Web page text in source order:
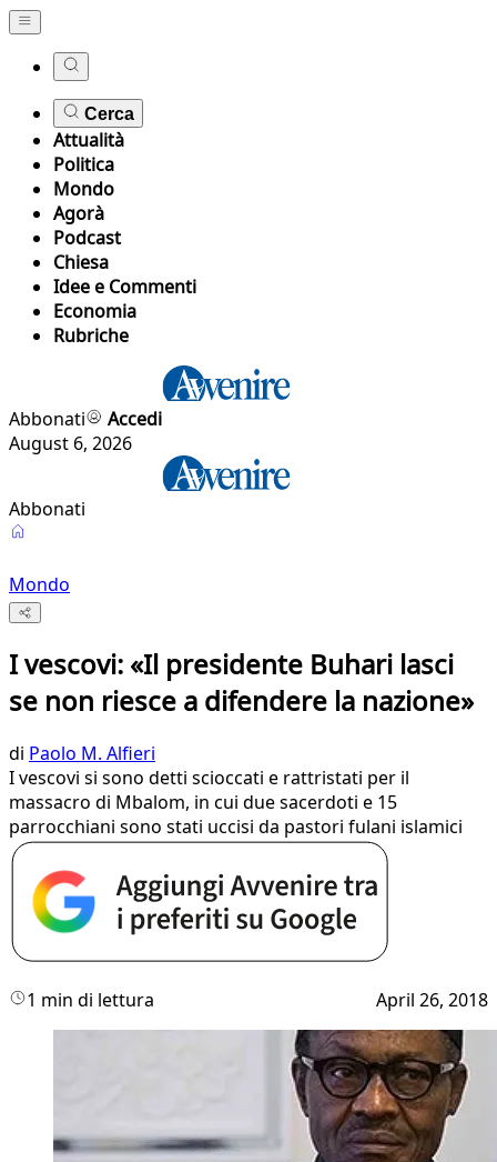
Cerca
Attualità
Politica
Mondo
Agorà
Podcast
Chiesa
Idee e Commenti
Economia
Rubriche
Abbonati
Accedi
August 6, 2026
Abbonati
Mondo
I vescovi: «Il presidente Buhari lasci
se non riesce a difendere la nazione»
di Paolo M. Alfieri
I vescovi si sono detti scioccati e rattristati per il
massacro di Mbalom, in cui due sacerdoti e 15
parrocchiani sono stati uccisi da pastori fulani islamici
1 min di lettura April 26, 2018